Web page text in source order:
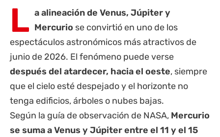
L a alineación de Venus, Júpiter y
Mercurio se convirtió en uno de los
espectáculos astronómicos más atractivos de
junio de 2026. El fenómeno puede verse
después del atardecer, hacia el oeste, siempre
que el cielo esté despejado y el horizonte no
tenga edificios, árboles o nubes bajas.
Según la guía de observación de NASA, Mercurio
se suma a Venus y Júpiter entre el 11 y el 15